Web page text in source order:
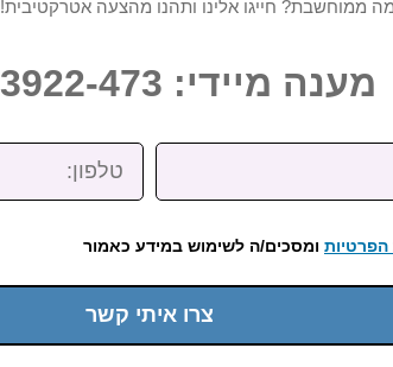
ממוחשבת? חייגו אלינו ותהנו מהצעה אטרקטיבית!
מענה מיידי: 072-3922-473
טלפון:
הפרטיות ומסכים/ה לשימוש במידע כאמור
צרו איתי קשר